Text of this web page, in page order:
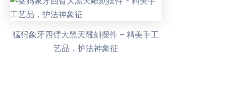
猛犸象牙四臂大黑天雕刻摆件 – 精美手工
艺品，护法神象征